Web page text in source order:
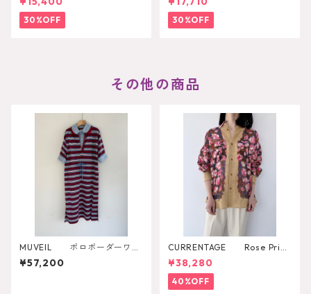
30%OFF 30%OFF
その他の商品
MUVEIL ポロボーダーワン
ピース MA262UA001
¥57,200
CURRENTAGE Rose Print
Shirt
¥38,280
40%OFF